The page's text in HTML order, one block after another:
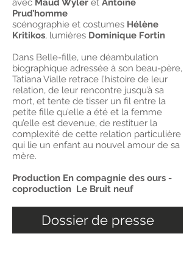
avec Maud Wyler et Antoine
Prud’homme
scénographie et costumes Hélène
Kritikos, lumières Dominique Fortin
Dans Belle-fille, une déambulation
biographique adressée à son beau-père,
Tatiana Vialle retrace l’histoire de leur
relation, de leur rencontre jusqu’à sa
mort, et tente de tisser un fil entre la
petite fille qu’elle a été et la femme
qu’elle est devenue, de restituer la
complexité de cette relation particulière
qui lie un enfant au nouvel amour de sa
mère.
Production En compagnie des ours -
coproduction Le Bruit neuf
Dossier de presse